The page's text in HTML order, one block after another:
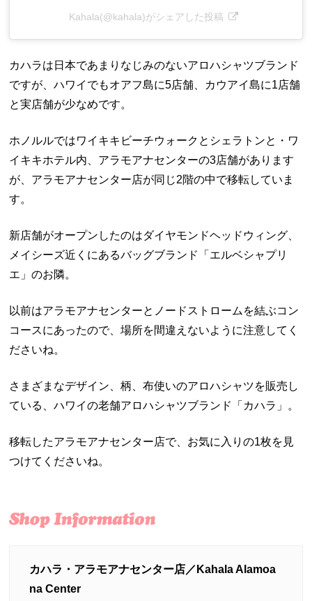
Kahala(@kahala)がシェアした投稿
カハラは日本であまりなじみのないアロハシャツブランド
ですが、ハワイでもオアフ島に5店舗、カウアイ島に1店舗
と実店舗が少なめです。
ホノルルではワイキキビーチウォークとシェラトンと・ワ
イキキホテル内、アラモアナセンターの3店舗があります
が、アラモアナセンター店が同じ2階の中で移転していま
す。
新店舗がオープンしたのはダイヤモンドヘッドウィング、
メイシーズ近くにあるバッグブランド「エルベシャプリ
エ」のお隣。
以前はアラモアナセンターとノードストロームを結ぶコン
コースにあったので、場所を間違えないように注意してく
ださいね。
さまざまなデザイン、柄、布使いのアロハシャツを販売し
ている、ハワイの老舗アロハシャツブランド「カハラ」。
移転したアラモアナセンター店で、お気に入りの1枚を見
つけてくださいね。
カハラ・アラモアナセンター店／Kahala Alamoa
na Center